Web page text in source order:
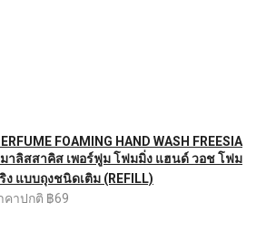
FOAMING HAND WASH FREESIA
มาลิสสาคิส เพอร์ฟูม โฟมมิ่ง แฮนด์ วอช โฟม
ง แบบถุงชนิดเติม (REFILL)
คาปกติ ฿69